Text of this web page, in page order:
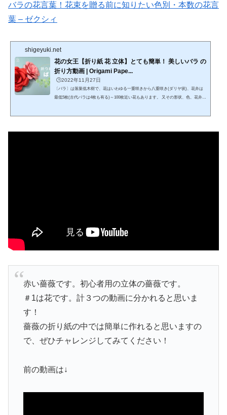
バラの花言葉！花束を贈る前に知りたい色別・本数の花言
葉 – ゼクシィ
shigeyuki.net
花の女王【折り紙 花 立体】とても簡単！ 美しいバラ の
折り方動画 | Origami Pape...
🕒️2022年11月27日
〔バラ〕は落葉低木樹で、花はいわゆる一重咲きから八重咲き(ダリヤ状)、花弁は
最低5枚(古代バラは4枚も有る)～100枚近い花もあります。 又その形状、色、花弁の
簡単なのにとてもキレイです。 折り紙で簡単に作る立体のバラを折ります。ユ
赤い薔薇です。初心者用の立体の薔薇です。
＃1は花です。計３つの動画に分かれると思いま
す！
薔薇の折り紙の中では簡単に作れると思いますの
で、ぜひチャレンジしてみてください！
前の動画は↓